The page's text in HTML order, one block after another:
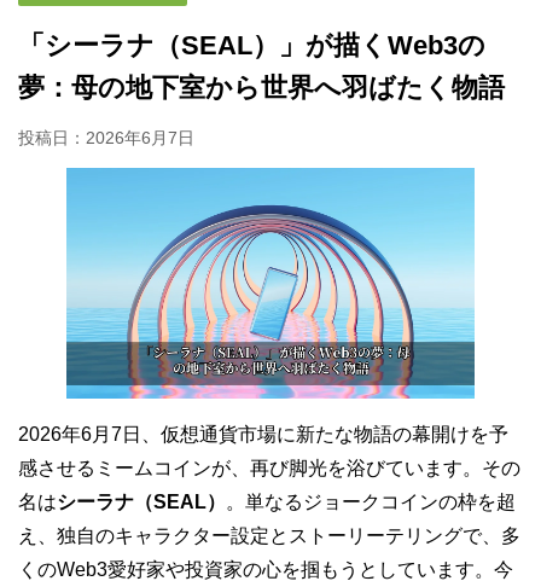
「シーラナ（SEAL）」が描くWeb3の
夢：母の地下室から世界へ羽ばたく物語
投稿日： 2026年6月7日
2026年6月7日、仮想通貨市場に新たな物語の幕開けを予
感させるミームコインが、再び脚光を浴びています。その
名はシーラナ（SEAL）
。単なるジョークコインの枠を超
え、独自のキャラクター設定とストーリーテリングで、多
くのWeb3愛好家や投資家の心を掴もうとしています。今